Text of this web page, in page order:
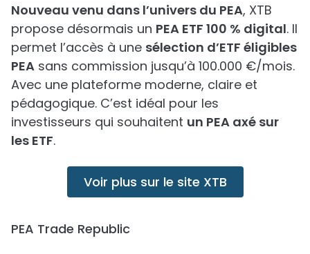
Nouveau venu dans l’univers du PEA, XTB
propose désormais un PEA ETF 100 % digital. Il
permet l’accès à une sélection d’ETF éligibles
PEA sans commission jusqu’à 100.000 €/mois.
Avec une plateforme moderne, claire et
pédagogique. C’est idéal pour les
investisseurs qui souhaitent un PEA axé sur
les ETF.
Voir plus sur le site XTB
PEA Trade Republic